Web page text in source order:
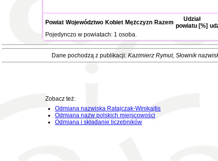
Powiat Województwo Kobiet Mężczyzn Razem
Udział
powiatu [%]
Pojedynczo w powiatach: 1 osoba.
Dane pochodzą z publikacji: Kazimierz Rymut, Słownik
Zobacz też:
Odmiana nazwiska Ratajczak-Winikajtis
Odmiana nazw polskich miejscowości
Odmiana i składanie liczebników